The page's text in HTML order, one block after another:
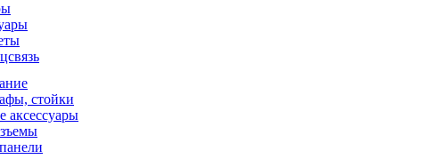
стойки
аксессуары